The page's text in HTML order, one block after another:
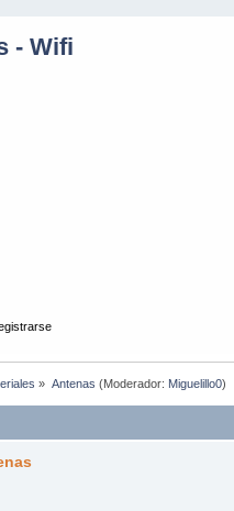
» Antenas (Moderador: Miguelillo0)